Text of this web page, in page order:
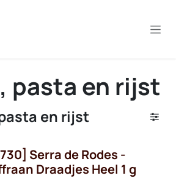
pasta en rijst
en rijst
Serra de Rodes -
Draadjes Heel 1 g